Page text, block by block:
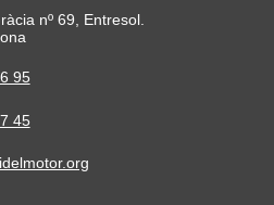
nº 69, Entresol.
95
45